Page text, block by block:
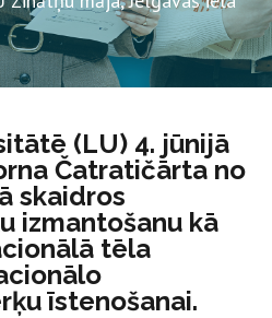
(LU) 4. jūnijā
Čatratičārta no
skaidros
izmantošanu kā
tēla
īstenošanai.